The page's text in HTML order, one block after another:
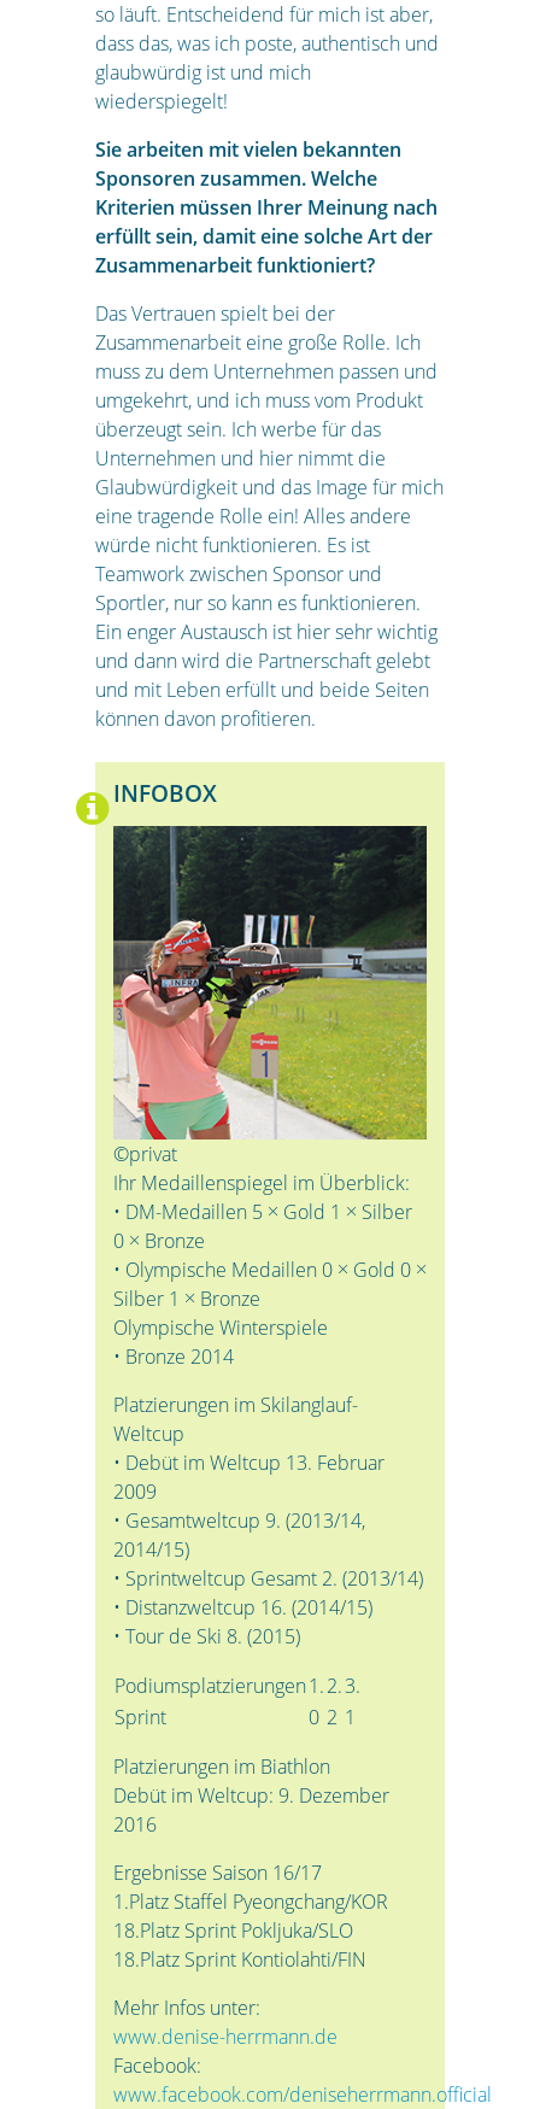
so läuft. Entscheidend für mich ist aber,
dass das, was ich poste, authentisch und
glaubwürdig ist und mich
wiederspiegelt!
Sie arbeiten mit vielen bekannten
Sponsoren zusammen. Welche
Kriterien müssen Ihrer Meinung nach
erfüllt sein, damit eine solche Art der
Zusammenarbeit funktioniert?
Das Vertrauen spielt bei der
Zusammenarbeit eine große Rolle. Ich
muss zu dem Unternehmen passen und
umgekehrt, und ich muss vom Produkt
überzeugt sein. Ich werbe für das
Unternehmen und hier nimmt die
Glaubwürdigkeit und das Image für mich
eine tragende Rolle ein! Alles andere
würde nicht funktionieren. Es ist
Teamwork zwischen Sponsor und
Sportler, nur so kann es funktionieren.
Ein enger Austausch ist hier sehr wichtig
und dann wird die Partnerschaft gelebt
und mit Leben erfüllt und beide Seiten
können davon profitieren.
INFOBOX
©privat
Ihr Medaillenspiegel im Überblick:
• DM-Medaillen 5 × Gold 1 × Silber
0 × Bronze
• Olympische Medaillen 0 × Gold 0 ×
Silber 1 × Bronze
Olympische Winterspiele
• Bronze 2014
Platzierungen im Skilanglauf-
Weltcup
• Debüt im Weltcup 13. Februar
2009
• Gesamtweltcup 9. (2013/14,
2014/15)
• Sprintweltcup Gesamt 2. (2013/14)
• Distanzweltcup 16. (2014/15)
• Tour de Ski 8. (2015)
Podiumsplatzierungen1.2.3.
Sprint
0 2 1
Platzierungen im Biathlon
Debüt im Weltcup: 9. Dezember
2016
Ergebnisse Saison 16/17
1.Platz Staffel Pyeongchang/KOR
18.Platz Sprint Pokljuka/SLO
18.Platz Sprint Kontiolahti/FIN
Mehr Infos unter:
www.denise-herrmann.de
Facebook:
www.facebook.com/deniseherrmann.official